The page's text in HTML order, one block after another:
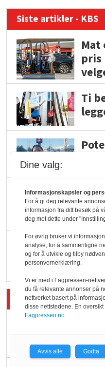
Siste artikler - KBS
Mat
Ti
i
Siste artikler -
Dine valg:
Informasjonskapsler og
For å gi deg relevante
informasjon fra ditt besøk på
deg mot dette under
For øvrig bruker vi
analyse, for å sammenligne
og for å utvikle og tilby
personvernerklæring.
Vi er med i Fagpressen-
du få relevante annonser på
nettverket basert på
disse nettstedene. En
Fagpressen.no.
Avvis alle Godta